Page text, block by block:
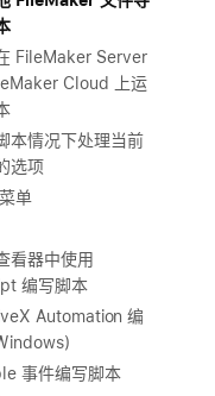
FileMaker Server
Cloud 上运
本情况下处理当前
选项
单
看器中使用
编写脚本
Automation 编
事件编写脚本